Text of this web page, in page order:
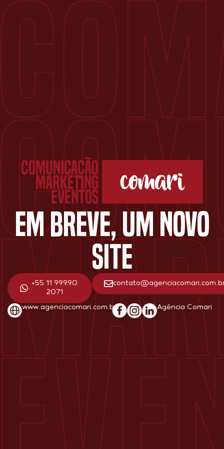
EM BREVE, UM NOVO
SITE
+55 11 99990
2071
www.agenciacomari.com.br Agência Comari